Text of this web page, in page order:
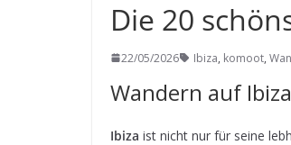
Die 20
22/05/2026 Ibiza, komoot,
Wandern auf
Ibiza ist nicht nur für seine